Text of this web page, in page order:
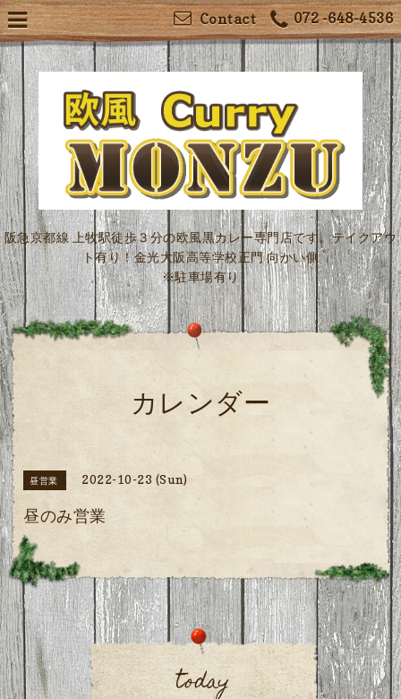
072 -648-4536
Contact
阪急京都線 上牧駅徒歩３分の欧風黒カレー専門店です。テイクアウ
ト有り！金光大阪高等学校正門 向かい側
※駐車場有り
カレンダー
昼営業 2022-10-23 (Sun)
昼のみ営業
today